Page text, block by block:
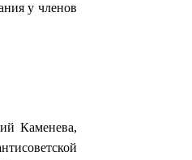
у членов
Каменева,